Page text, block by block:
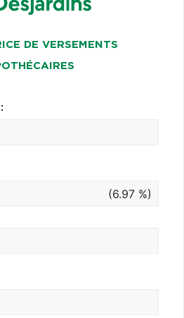
DE VERSEMENTS
(6.97 %)